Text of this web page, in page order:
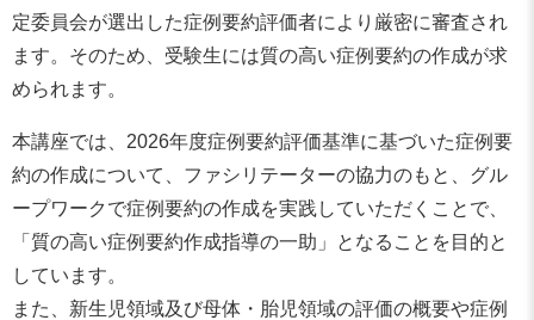
定委員会が選出した症例要約評価者により厳密に審査され
ます。そのため、受験生には質の高い症例要約の作成が求
められます。
本講座では、2026年度症例要約評価基準に基づいた症例要
約の作成について、ファシリテーターの協力のもと、グル
ープワークで症例要約の作成を実践していただくことで、
「質の高い症例要約作成指導の一助」となることを目的と
しています。
また、新生児領域及び母体・胎児領域の評価の概要や症例